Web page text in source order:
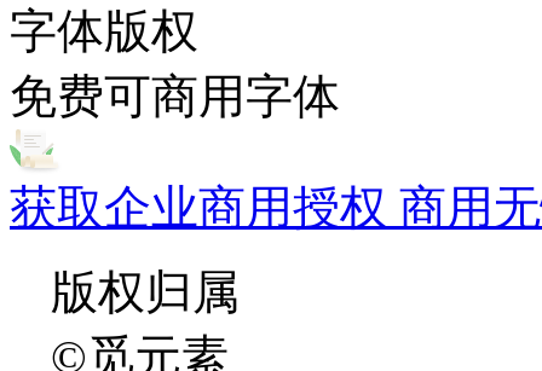
字体版权
免费可商用字体
获取企业商用授权 商用
版权归属
©觅元素